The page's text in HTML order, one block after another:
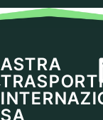
ASTRA
SA